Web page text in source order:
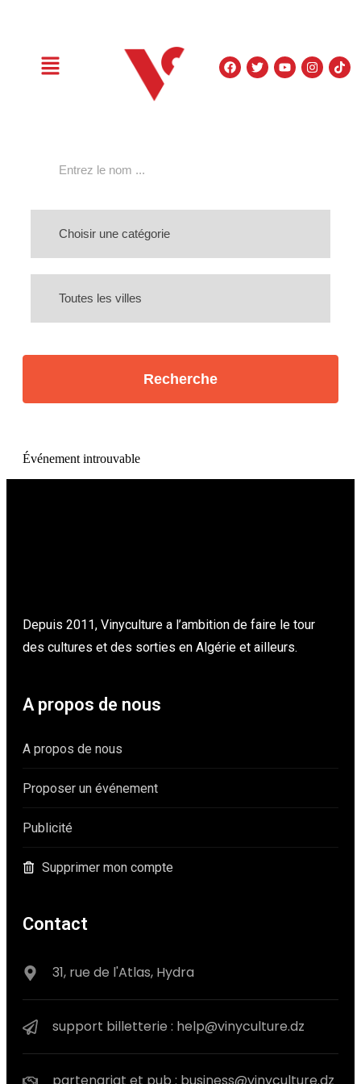
Événement introuvable
Depuis 2011, Vinyculture a l’ambition de faire le tour
des cultures et des sorties en Algérie et ailleurs.
A propos de nous
A propos de nous
Proposer un événement
Publicité
Supprimer mon compte
Contact
31, rue de l'Atlas, Hydra
support billetterie : help@vinyculture.dz